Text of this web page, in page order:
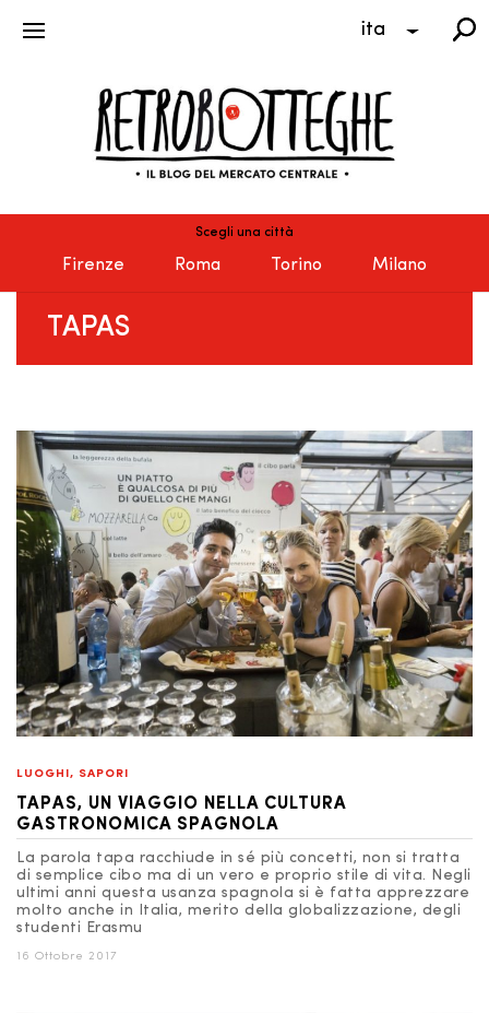
ita
Scegli una città
Firenze Roma Torino Milano
TAPAS
LUOGHI , SAPORI
TAPAS, UN VIAGGIO NELLA CULTURA
GASTRONOMICA SPAGNOLA
La parola tapa racchiude in sé più concetti, non si tratta
di semplice cibo ma di un vero e proprio stile di vita. Negli
ultimi anni questa usanza spagnola si è fatta apprezzare
molto anche in Italia, merito della globalizzazione, degli
studenti Erasmu
16 Ottobre 2017